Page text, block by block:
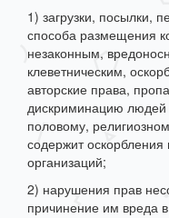
1) загрузки, посылки,
способа размещения
незаконным,
клеветническим,
авторские права,
дискриминацию людей
половому,
содержит
организаций;
2) нарушения прав
причинение им вреда